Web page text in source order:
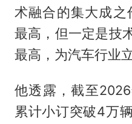
术融合的集大成
最高，但一定是技
最高，为汽车行业
他透露，截至
累计小订突破4万